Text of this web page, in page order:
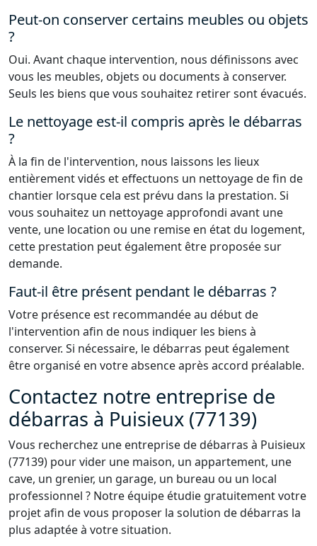
Peut-on conserver certains meubles ou objets
?
Oui. Avant chaque intervention, nous définissons avec
vous les meubles, objets ou documents à conserver.
Seuls les biens que vous souhaitez retirer sont évacués.
Le nettoyage est-il compris après le débarras
?
À la fin de l'intervention, nous laissons les lieux
entièrement vidés et effectuons un nettoyage de fin de
chantier lorsque cela est prévu dans la prestation. Si
vous souhaitez un nettoyage approfondi avant une
vente, une location ou une remise en état du logement,
cette prestation peut également être proposée sur
demande.
Faut-il être présent pendant le débarras ?
Votre présence est recommandée au début de
l'intervention afin de nous indiquer les biens à
conserver. Si nécessaire, le débarras peut également
être organisé en votre absence après accord préalable.
Contactez notre entreprise de
débarras à Puisieux (77139)
Vous recherchez une entreprise de débarras à Puisieux
(77139) pour vider une maison, un appartement, une
cave, un grenier, un garage, un bureau ou un local
professionnel ? Notre équipe étudie gratuitement votre
projet afin de vous proposer la solution de débarras la
plus adaptée à votre situation.